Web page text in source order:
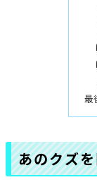
最
あのクズ